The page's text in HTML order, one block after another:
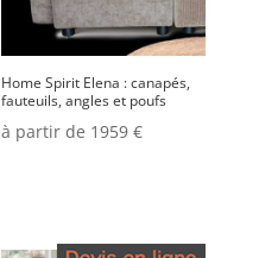
Home Spirit Elena : canapés,
fauteuils, angles et poufs
à partir de 1959 €